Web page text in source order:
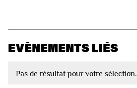
EVÈNEMENTS LIÉS
Pas de résultat pour votre sélection.